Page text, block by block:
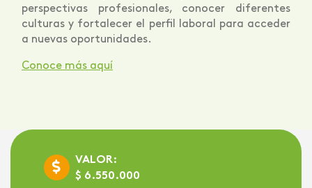
perspectivas profesionales, conocer diferentes
culturas y fortalecer el perfil laboral para acceder
a nuevas oportunidades.
Conoce más aquí
VALOR:
$ 6.550.000